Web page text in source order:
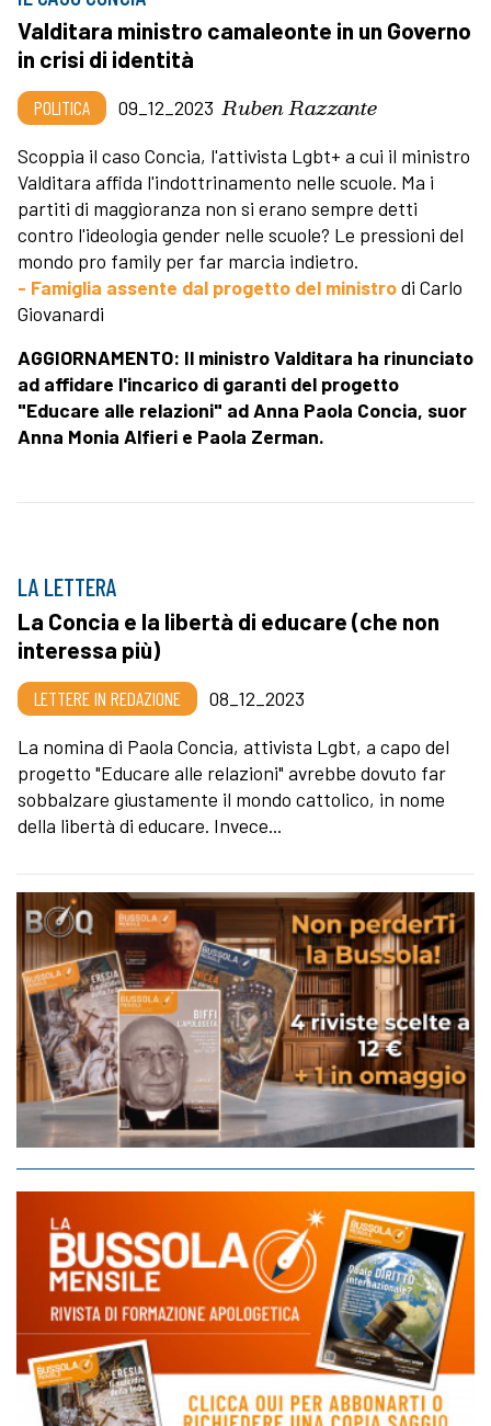
Valditara ministro camaleonte in un Governo
in crisi di identità
POLITICA 09_12_2023 Ruben Razzante
Scoppia il caso Concia, l'attivista Lgbt+ a cui il ministro
Valditara affida l'indottrinamento nelle scuole. Ma i
partiti di maggioranza non si erano sempre detti
contro l'ideologia gender nelle scuole? Le pressioni del
mondo pro family per far marcia indietro.
- Famiglia assente dal progetto del ministrodi Carlo
Giovanardi
AGGIORNAMENTO: Il ministro Valditara ha rinunciato
ad affidare l'incarico di garanti del progetto
"Educare alle relazioni" ad Anna Paola Concia, suor
Anna Monia Alfieri e Paola Zerman.
LA LETTERA
La Concia e la libertà di educare (che non
interessa più)
LETTERE IN REDAZIONE
08_12_2023
La nomina di Paola Concia, attivista Lgbt, a capo del
progetto "Educare alle relazioni" avrebbe dovuto far
sobbalzare giustamente il mondo cattolico, in nome
della libertà di educare. Invece...